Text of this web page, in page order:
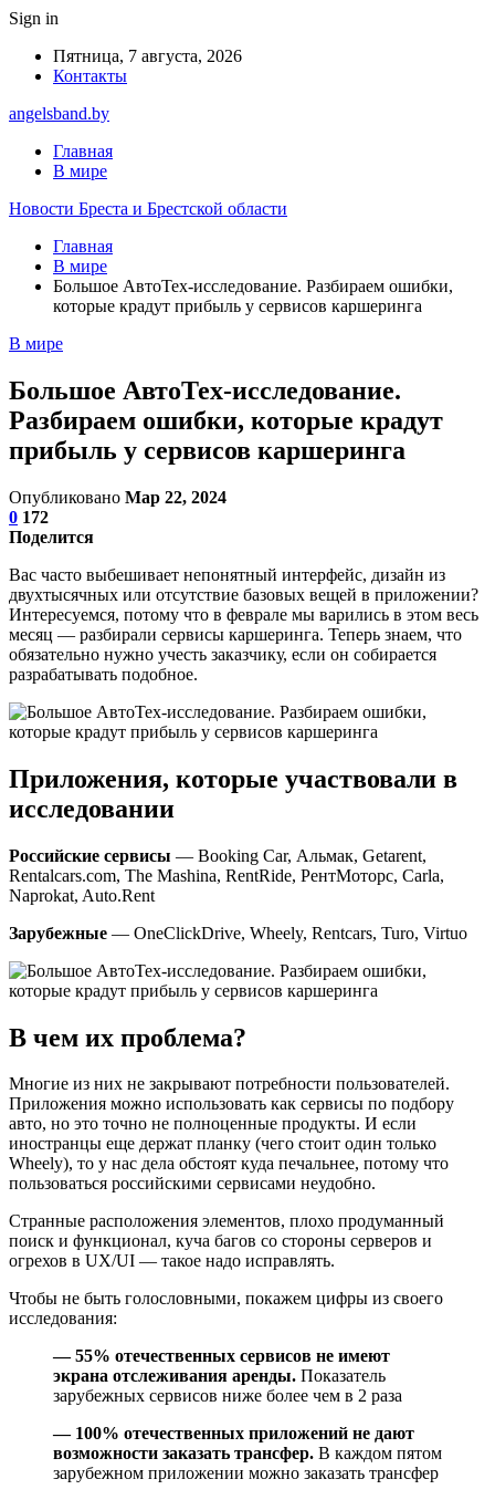
Sign in
Пятница, 7 августа, 2026
Контакты
angelsband.by
Главная
В мире
Новости Бреста и Брестской области
Главная
В мире
Большое АвтоТех-исследование. Разбираем ошибки,
которые крадут прибыль у сервисов каршеринга
В мире
Большое АвтоТех-исследование.
Разбираем ошибки, которые крадут
прибыль у сервисов каршеринга
Опубликовано Мар 22, 2024
0 172
Поделится
Вас часто выбешивает непонятный интерфейс, дизайн из
двухтысячных или отсутствие базовых вещей в приложении?
Интересуемся, потому что в феврале мы варились в этом весь
месяц — разбирали сервисы каршеринга. Теперь знаем, что
обязательно нужно учесть заказчику, если он собирается
разрабатывать подобное.
Приложения, которые участвовали в
исследовании
Российские сервисы — Booking Car, Альмак, Getarent,
Rentalcars.com, The Mashina, RentRide, РентМоторс, Carla,
Naprokat, Auto.Rent
Зарубежные — OneClickDrive, Wheely, Rentcars, Turo, Virtuo
В чем их проблема?
Многие из них не закрывают потребности пользователей.
Приложения можно использовать как сервисы по подбору
авто, но это точно не полноценные продукты. И если
иностранцы еще держат планку (чего стоит один только
Wheely), то у нас дела обстоят куда печальнее, потому что
пользоваться российскими сервисами неудобно.
Странные расположения элементов, плохо продуманный
поиск и функционал, куча багов со стороны серверов и
огрехов в UX/UI — такое надо исправлять.
Чтобы не быть голословными, покажем цифры из своего
исследования:
— 55% отечественных сервисов не имеют
экрана отслеживания аренды. Показатель
зарубежных сервисов ниже более чем в 2 раза
— 100% отечественных приложений не дают
возможности заказать трансфер. В каждом пятом
зарубежном приложении можно заказать трансфер